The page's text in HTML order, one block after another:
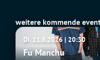
weitere kommende
Fu
Manchu
Di. 11.8.2026 | 20:30
Fu Manchu